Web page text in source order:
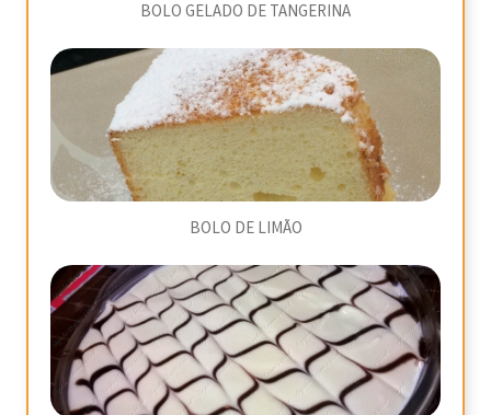
BOLO GELADO DE TANGERINA
BOLO DE LIMÃO